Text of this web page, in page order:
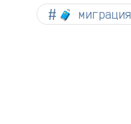
🧳 миграция